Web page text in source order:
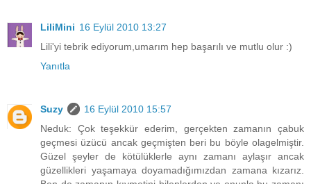
LiliMini 16 Eylül 2010 13:27
Lili'yi tebrik ediyorum,umarım hep başarılı ve mutlu olur :)
Yanıtla
Suzy
16 Eylül 2010 15:57
Neduk: Çok teşekkür ederim, gerçekten zamanın çabuk
geçmesi üzücü ancak geçmişten beri bu böyle olagelmiştir.
Güzel şeyler de kötülüklerle aynı zamanı aylaşır ancak
güzellikleri yaşamaya doyamadığımızdan zamana kızarız.